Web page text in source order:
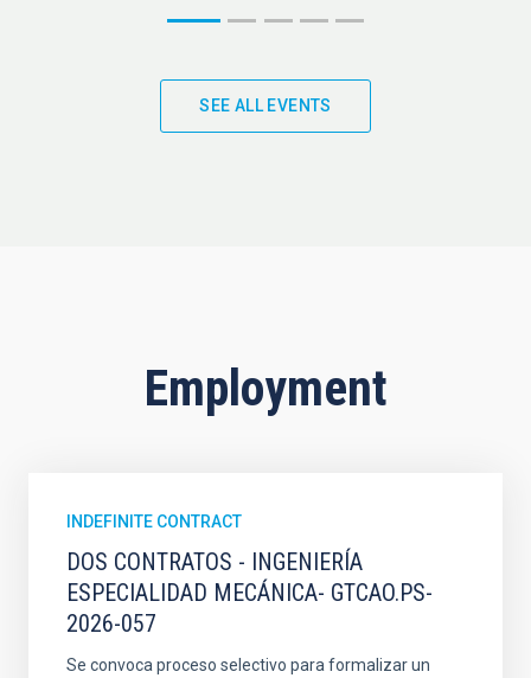
SEE ALL EVENTS
Employment
INDEFINITE CONTRACT
DOS CONTRATOS - INGENIERÍA
ESPECIALIDAD MECÁNICA- GTCAO.PS-
2026-057
Se convoca proceso selectivo para formalizar un